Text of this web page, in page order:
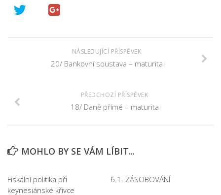
NÁSLEDUJÍCÍ PŘÍSPĚVEK
20/ Bankovní soustava – maturita
PŘEDCHOZÍ PŘÍSPĚVEK
18/ Daně přímé – maturita
MOHLO BY SE VÁM LÍBIT...
Fiskální politika při
keynesiánské křivce
6.1. ZÁSOBOVÁNÍ